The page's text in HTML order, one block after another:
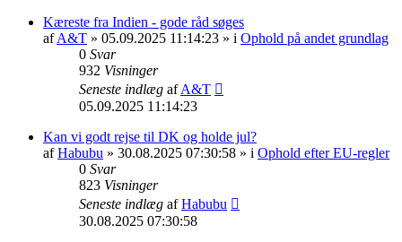
Kæreste fra Indien - gode råd søges
afA&T » 05.09.2025 11:14:23 » i Ophold på andet grundlag
0 Svar
932 Visninger
Seneste indlæg afA&T
05.09.2025 11:14:23
Kan vi godt rejse til DK og holde jul?
afHabubu » 30.08.2025 07:30:58 » i Ophold efter EU-regler
0 Svar
823 Visninger
Seneste indlæg afHabubu
30.08.2025 07:30:58